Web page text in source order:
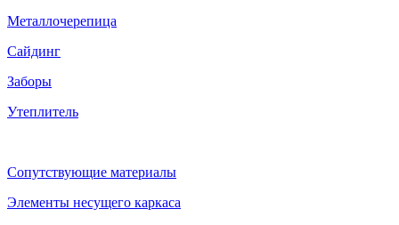
Металлочерепица
Сайдинг
Заборы
Утеплитель
Сопутствующие материалы
Элементы несущего каркаса